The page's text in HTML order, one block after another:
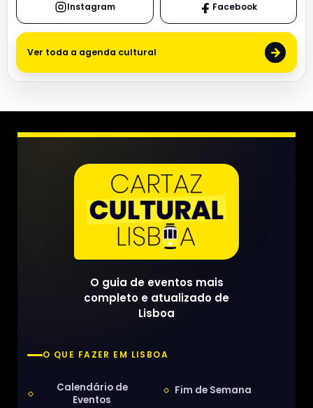
Instagram Facebook
Ver toda a agenda cultural →
O guia de eventos mais
completo e atualizado de
Lisboa
O QUE FAZER EM LISBOA
Calendário de
Eventos
Fim de Semana